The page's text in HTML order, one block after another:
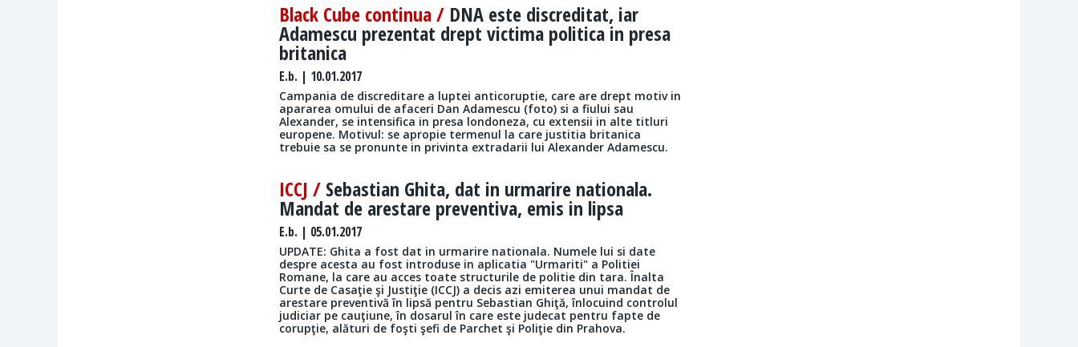
Black Cube continua / DNA este discreditat, iar
Adamescu prezentat drept victima politica in presa
britanica
E.b. | 10.01.2017
Campania de discreditare a luptei anticoruptie, care are drept motiv in
apararea omului de afaceri Dan Adamescu (foto) si a fiului sau
Alexander, se intensifica in presa londoneza, cu extensii in alte titluri
europene. Motivul: se apropie termenul la care justitia britanica
trebuie sa se pronunte in privinta extradarii lui Alexander Adamescu.
ICCJ / Sebastian Ghita, dat in urmarire nationala.
Mandat de arestare preventiva, emis in lipsa
E.b. | 05.01.2017
UPDATE: Ghita a fost dat in urmarire nationala. Numele lui si date
despre acesta au fost introduse in aplicatia "Urmariti" a Politiei
Romane, la care au acces toate structurile de politie din tara. Înalta
Curte de Casaţie şi Justiţie (ICCJ) a decis azi emiterea unui mandat de
arestare preventivă în lipsă pentru Sebastian Ghiţă, înlocuind controlul
judiciar pe cauţiune, în dosarul în care este judecat pentru fapte de
corupţie, alături de foşti şefi de Parchet şi Poliţie din Prahova.